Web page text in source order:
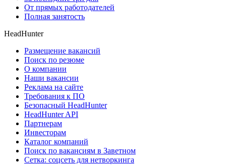
От прямых работодателей
Полная занятость
HeadHunter
Размещение вакансий
Поиск по резюме
О компании
Наши вакансии
Реклама на сайте
Требования к ПО
Безопасный HeadHunter
HeadHunter API
Партнерам
Инвесторам
Каталог компаний
Поиск по вакансиям в Заветном
Сетка: соцсеть для нетворкинга